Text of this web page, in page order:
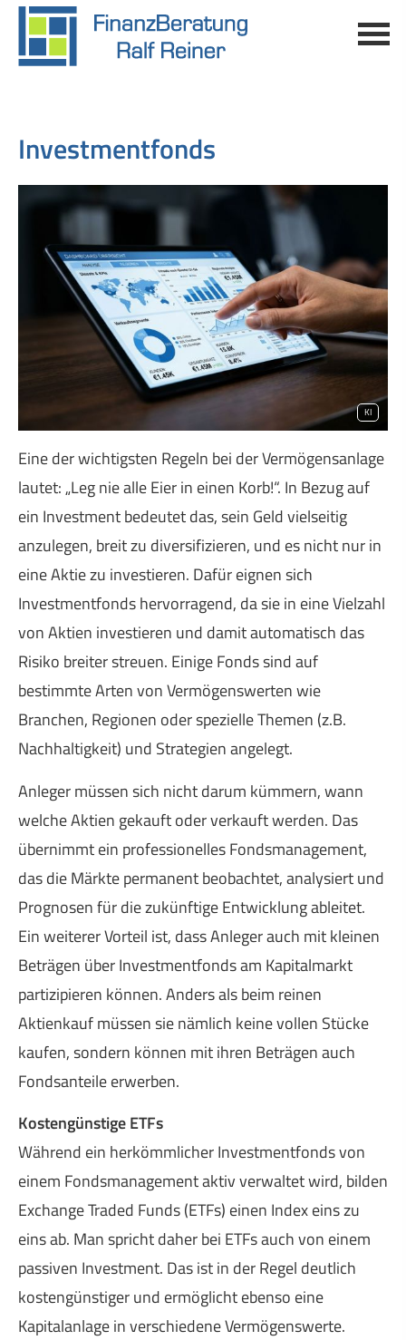
Investmentfonds
KI
Eine der wichtigsten Regeln bei der Vermögensanlage
lautet: „Leg nie alle Eier in einen Korb!“. In Bezug auf
ein Investment bedeutet das, sein Geld vielseitig
anzulegen, breit zu diversifizieren, und es nicht nur in
eine Aktie zu investieren. Dafür eignen sich
Investmentfonds hervorragend, da sie in eine Vielzahl
von Aktien investieren und damit automatisch das
Risiko breiter streuen. Einige Fonds sind auf
bestimmte Arten von Vermögenswerten wie
Branchen, Regionen oder spezielle Themen (z.B.
Nachhaltigkeit) und Strategien angelegt.
Anleger müssen sich nicht darum kümmern, wann
welche Aktien gekauft oder verkauft werden. Das
übernimmt ein professionelles Fondsmanagement,
das die Märkte permanent beobachtet, analysiert und
Prognosen für die zukünftige Entwicklung ableitet.
Ein weiterer Vorteil ist, dass Anleger auch mit kleinen
Beträgen über Investmentfonds am Kapitalmarkt
partizipieren können. Anders als beim reinen
Aktienkauf müssen sie nämlich keine vollen Stücke
kaufen, sondern können mit ihren Beträgen auch
Fondsanteile erwerben.
Kostengünstige ETFs
Während ein herkömmlicher Investmentfonds von
einem Fondsmanagement aktiv verwaltet wird, bilden
Exchange Traded Funds (ETFs) einen Index eins zu
eins ab. Man spricht daher bei ETFs auch von einem
passiven Investment. Das ist in der Regel deutlich
kostengünstiger und ermöglicht ebenso eine
Kapitalanlage in verschiedene Vermögenswerte.